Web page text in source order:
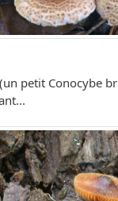
(un petit Conocybe